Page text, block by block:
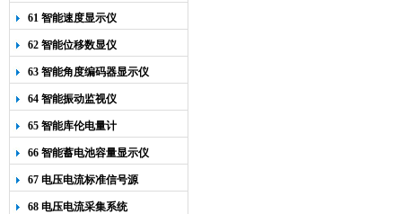
61 智能速度显示仪
62 智能位移数显仪
63 智能角度编码器显示仪
64 智能振动监视仪
65 智能库伦电量计
66 智能蓄电池容量显示仪
67 电压电流标准信号源
68 电压电流采集系统